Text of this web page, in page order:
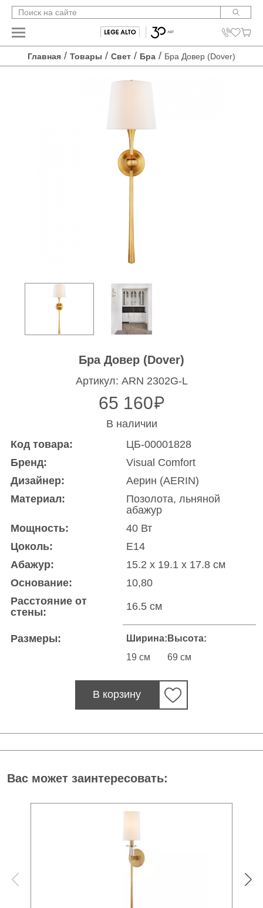
Главная / Товары / Свет / Бра / Бра Довер (Dover)
Бра Довер (Dover)
Артикул: ARN 2302G-L
65 160
В наличии
Код товара:
ЦБ-00001828
Бренд:
Visual Comfort
Дизайнер:
Аерин (AERIN)
Материал:
Позолота, льняной
абажур
Мощность:
40 Вт
Цоколь:
E14
Абажур:
15.2 х 19.1 х 17.8 см
Основание:
10,80
Расстояние от
стены:
16.5 см
Размеры:
Ширина:
19 см
Высота:
69 см
В корзину
Вас может заинтересовать: